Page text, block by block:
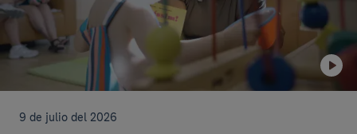
9 de julio del 2026